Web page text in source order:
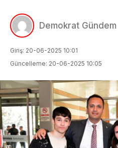
Demokrat Gündem
Giriş: 20-06-2025 10:01
Güncelleme: 20-06-2025 10:05